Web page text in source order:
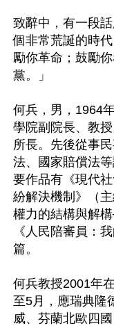
致辭中，有一段
個非常荒誕的時
勵你革命；鼓勵
黨。」
何兵，男，1964
學院副院長、教
所長。先後從事
法、國家賠償法
要作品有《現代
紛解決機制》（
權力的結構與解
《人民陪審員：
篇。
何兵教授2001年
至5月，應瑞典隆
威、芬蘭北歐四